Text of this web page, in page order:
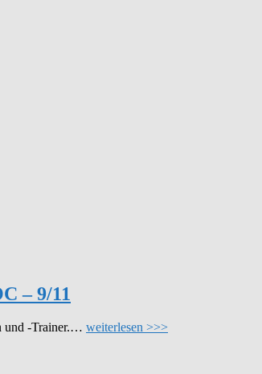
– 9/11
und -Trainer.… weiterlesen >>>